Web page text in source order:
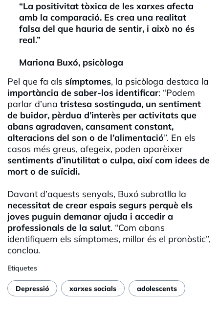
“La positivitat tòxica de les xarxes afecta
amb la comparació. Es crea una realitat
falsa del que hauria de sentir, i això no és
real.”
Mariona Buxó, psicòloga
Pel que fa als símptomes, la psicòloga destaca la
importància de saber-los identificar: “Podem
parlar d’una tristesa sostinguda, un sentiment
de buidor, pèrdua d’interès per activitats que
abans agradaven, cansament constant,
alteracions del son o de l’alimentació”. En els
casos més greus, afegeix, poden aparèixer
sentiments d’inutilitat o culpa, així com idees de
mort o de suïcidi.
Davant d’aquests senyals, Buxó subratlla la
necessitat de crear espais segurs perquè els
joves puguin demanar ajuda i accedir a
professionals de la salut. “Com abans
identifiquem els símptomes, millor és el pronòstic”,
conclou.
Etiquetes
Depressió xarxes socials adolescents